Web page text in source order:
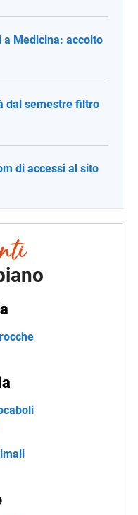
a Medicina: accolto
dal semestre filtro
di accessi al sito